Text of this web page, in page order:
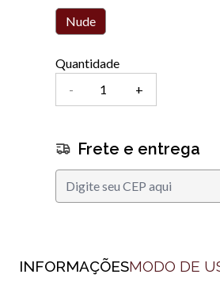
Nude
Quantidade
-
+
Frete e entrega
INFORMAÇÕESMODO DE